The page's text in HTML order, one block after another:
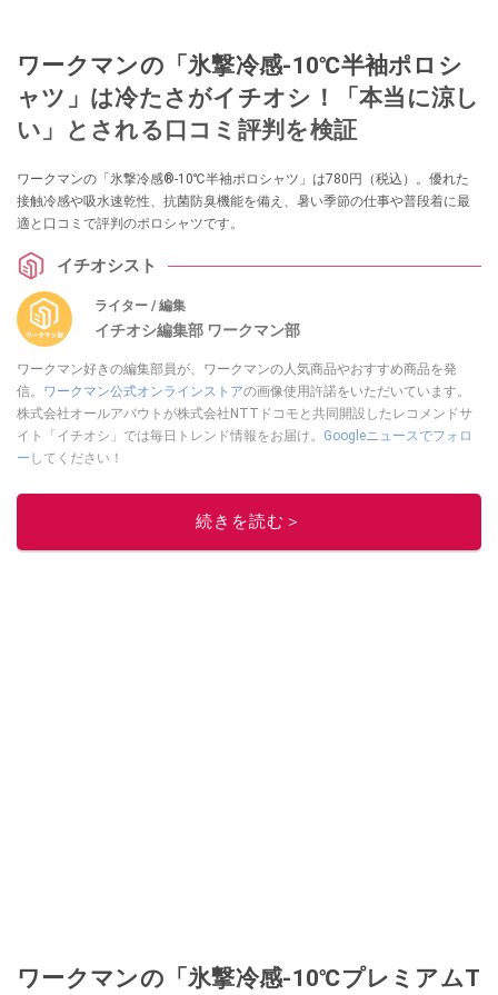
ワークマンの「氷撃冷感-10℃半袖ポロシ
ャツ」は冷たさがイチオシ！「本当に涼し
い」とされる口コミ評判を検証
ワークマンの「氷撃冷感®-10℃半袖ポロシャツ」は780円（税込）。優れた
接触冷感や吸水速乾性、抗菌防臭機能を備え、暑い季節の仕事や普段着に最
適と口コミで評判のポロシャツです。
イチオシスト
ライター / 編集
イチオシ編集部 ワークマン部
ワークマン好きの編集部員が、ワークマンの人気商品やおすすめ商品を発
信。 ワークマン公式オンラインストアの画像使用許諾をいただいています。
株式会社オールアバウトが株式会社NTTドコモと共同開設したレコメンドサ
イト「イチオシ」では毎日トレンド情報をお届け。 Googleニュースでフォロ
ー してください！
このイチオシストの他の記事を読む
続きを読む＞
ワークマンの「氷撃冷感-10℃プレミアムT